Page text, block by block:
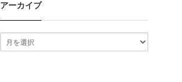
アーカイブ